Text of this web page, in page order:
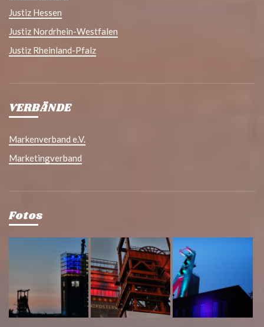
Justiz Hessen
Justiz Nordrhein-Westfalen
Justiz Rheinland-Pfalz
VERBÄNDE
Markenverband e.V.
Marketingverband
Fotos